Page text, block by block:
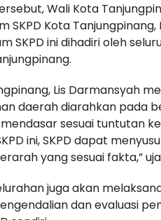
Wali Kota
SKPD Kota
SKPD ini dihadiri oleh
Lis Darmansyah
daerah diarahkan pada
sesuai tuntutan
ini, SKPD dapat
yang sesuai fakta,”
juga akan
dan evaluasi